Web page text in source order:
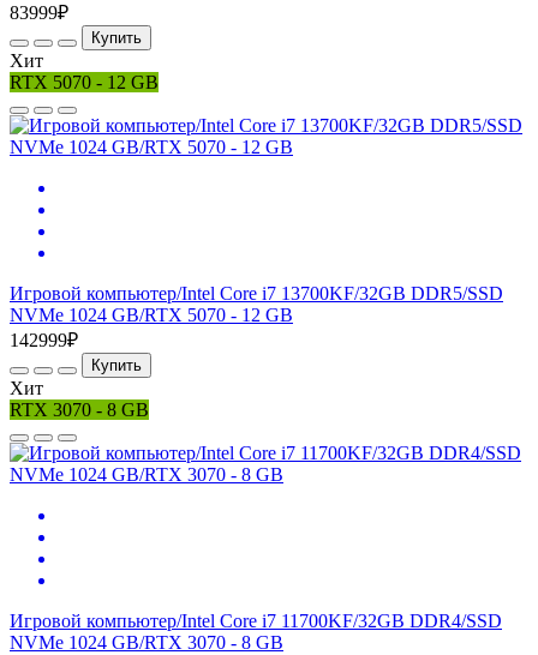
83999₽
Купить
Хит
RTX 5070 - 12 GB
Игровой компьютер/Intel Core i7 13700KF/32GB DDR5/SSD
NVMe 1024 GB/RTX 5070 - 12 GB
142999₽
Купить
Хит
RTX 3070 - 8 GB
Игровой компьютер/Intel Core i7 11700KF/32GB DDR4/SSD
NVMe 1024 GB/RTX 3070 - 8 GB